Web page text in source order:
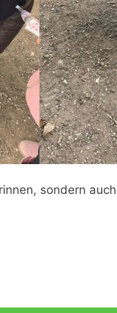
sondern